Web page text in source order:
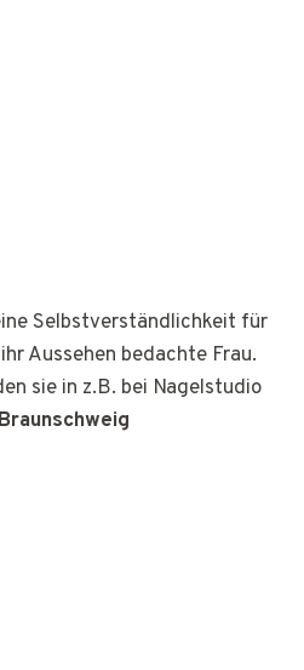
Selbstverständlichkeit für
Aussehen bedachte Frau.
sie in z.B. bei Nagelstudio